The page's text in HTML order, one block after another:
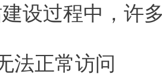
过程中，许多
正常访问